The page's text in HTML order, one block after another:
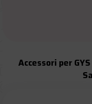
Accessori per